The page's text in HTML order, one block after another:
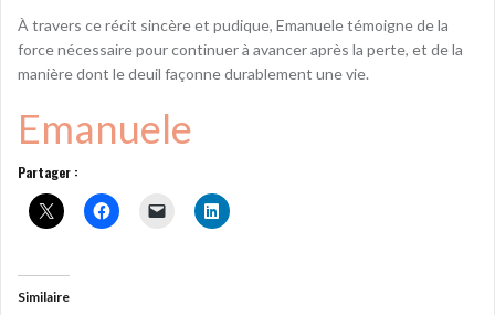
À travers ce récit sincère et pudique, Emanuele témoigne de la
force nécessaire pour continuer à avancer après la perte, et de la
manière dont le deuil façonne durablement une vie.
Emanuele
Partager :
Similaire